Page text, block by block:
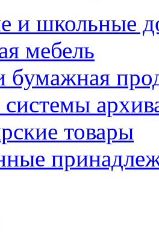
и школьные
мебель
бумажная
товары